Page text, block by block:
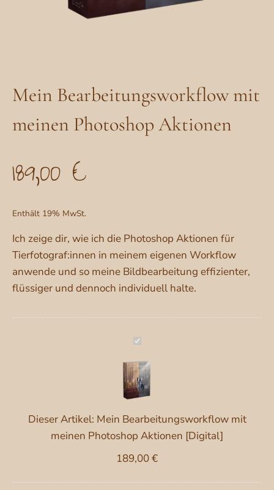
Mein Bearbeitungsworkflow mit
meinen Photoshop Aktionen
189,00 €
Enthält 19% MwSt.
Ich zeige dir, wie ich die Photoshop Aktionen für
Tierfotograf:innen in meinem eigenen Workflow
anwende und so meine Bildbearbeitung effizienter,
flüssiger und dennoch individuell halte.
Mein
mit
meinen
Aktionen
[Digital]
Dieser Artikel: Mein Bearbeitungsworkflow mit
meinen Photoshop Aktionen [Digital]
189,00€